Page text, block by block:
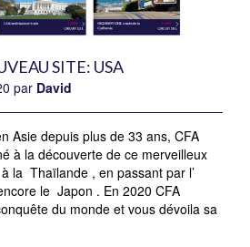
SITE: USA
par David
Asie depuis plus de 33 ans, CFA
à la découverte de ce merveilleux
la Thaïlande , en passant par l’
le Japon . En 2020 CFA
du monde et vous dévoila sa